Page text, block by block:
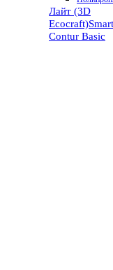
Лайт (3D
Ecocraft)Smart
Contur Basic